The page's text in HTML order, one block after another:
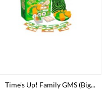
Time's Up! Family GMS (Big...